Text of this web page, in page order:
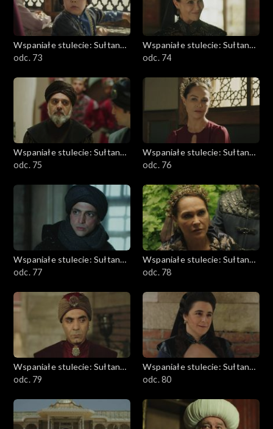
Wspaniałe stulecie: Sułtanka
Kösem
odc. 73
Wspaniałe stulecie: Sułtanka
Kösem
odc. 74
Wspaniałe stulecie: Sułtanka
Kösem
odc. 75
Wspaniałe stulecie: Sułtanka
Kösem
odc. 76
Wspaniałe stulecie: Sułtanka
Kösem
odc. 77
Wspaniałe stulecie: Sułtanka
Kösem
odc. 78
Wspaniałe stulecie: Sułtanka
Kösem
odc. 79
Wspaniałe stulecie: Sułtanka
Kösem
odc. 80